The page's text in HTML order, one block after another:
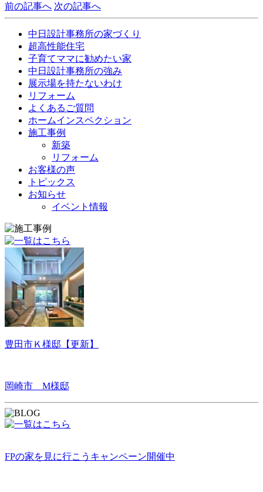
前の記事へ 次の記事へ
中日設計事務所の家づくり
超高性能住宅
子育てママに勧めたい家
中日設計事務所の強み
展示場を持たないわけ
リフォーム
よくあるご質問
ホームインスペクション
施工事例
新築
リフォーム
お客様の声
トピックス
お知らせ
イベント情報
豊田市Ｋ様邸【更新】
岡崎市 M様邸
FPの家を見に行こうキャンペーン開催中